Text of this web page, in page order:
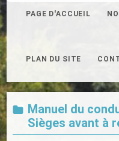
PAGE D'ACCUEIL
PLAN DU SITE
Manuel du
Sièges avant à